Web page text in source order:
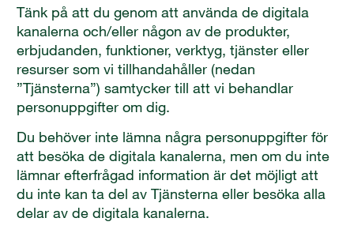
Tänk på att du genom att använda de digitala
kanalerna och/eller någon av de produkter,
erbjudanden, funktioner, verktyg, tjänster eller
resurser som vi tillhandahåller (nedan
”Tjänsterna”) samtycker till att vi behandlar
personuppgifter om dig.
Du behöver inte lämna några personuppgifter för
att besöka de digitala kanalerna, men om du inte
lämnar efterfrågad information är det möjligt att
du inte kan ta del av Tjänsterna eller besöka alla
delar av de digitala kanalerna.